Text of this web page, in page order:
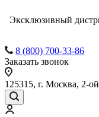
Эксклюзивный
8 (800) 700-33-86
Заказать звонок
125315, г. Москва, 2-